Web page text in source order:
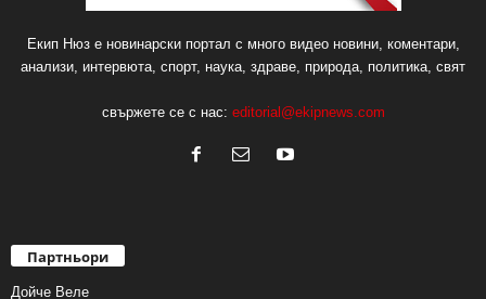
Екип Нюз е новинарски портал с много видео новини, коментари,
анализи, интервюта, спорт, наука, здраве, природа, политика, свят
свържете се с нас: editorial@ekipnews.com
Партньори
Дойче Веле